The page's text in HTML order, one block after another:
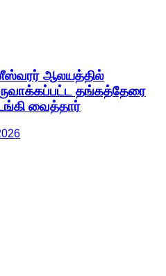
ஆலயத்தில்
தங்கத்தேரை
வைத்தார்